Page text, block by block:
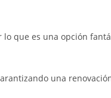
que es una opción
una